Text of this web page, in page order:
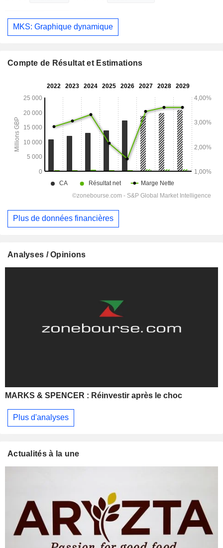
MKS: Graphique dynamique
Compte de Résultat et Estimations
Plus de données financières
Analyses / Opinions
MARKS & SPENCER : Réinvestir après le choc
Plus d'analyses
Actualités à la une